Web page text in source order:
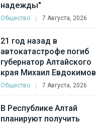
надежды"
Общество 7 Августа, 2026
21 год назад в
автокатастрофе погиб
губернатор Алтайского
края Михаил Евдокимов
Общество 7 Августа, 2026
В Республике Алтай
планируют получить